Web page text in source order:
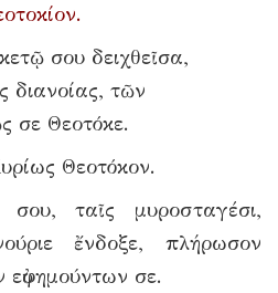
σου δειχθεῖσα,
διανοίας, τῶν
σε Θεοτόκε.
Θεοτόκον.
σου, ταῖς μυροσταγέσι,
ἔνδοξε, πλήρωσον
σε.